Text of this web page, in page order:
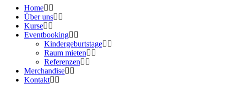
Home
Über uns
Kurse
Eventbooking
Kindergeburtstage
Raum mieten
Referenzen
Merchandise
Kontakt